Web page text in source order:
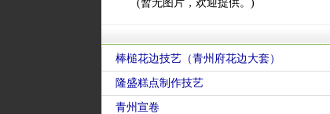
(暂无图片，欢迎提供。)
棒槌花边技艺（青州府花边大套）
隆盛糕点制作技艺
青州宣卷